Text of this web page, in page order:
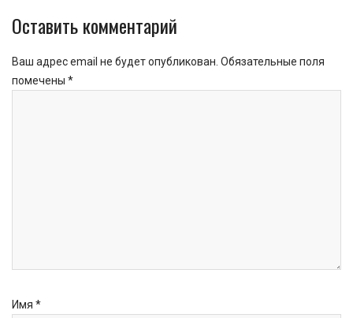
Оставить комментарий
Ваш адрес email не будет опубликован. Обязательные поля
помечены *
Имя *